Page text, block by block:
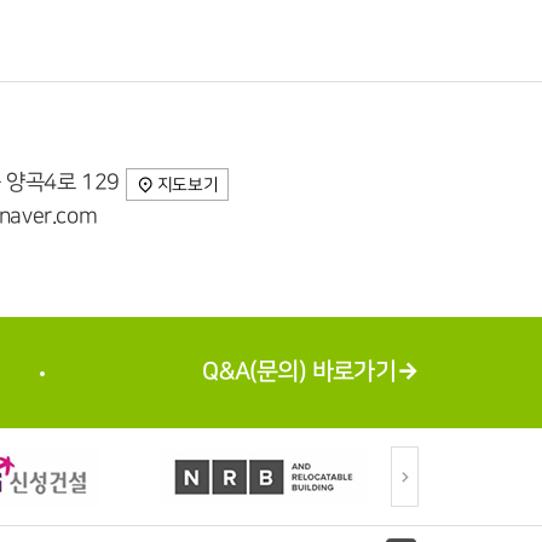
양곡4로 129 지도보기
Q&A(문의) 바로가기